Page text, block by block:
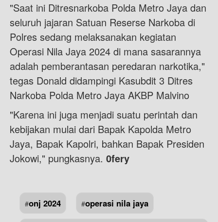
"Saat ini Ditresnarkoba Polda Metro Jaya dan
seluruh jajaran Satuan Reserse Narkoba di
Polres sedang melaksanakan kegiatan
Operasi Nila Jaya 2024 di mana sasarannya
adalah pemberantasan peredaran narkotika,"
tegas Donald didampingi Kasubdit 3 Ditres
Narkoba Polda Metro Jaya AKBP Malvino
"Karena ini juga menjadi suatu perintah dan
kebijakan mulai dari Bapak Kapolda Metro
Jaya, Bapak Kapolri, bahkan Bapak Presiden
Jokowi," pungkasnya. 0fery
#onj 2024 #operasi nila jaya